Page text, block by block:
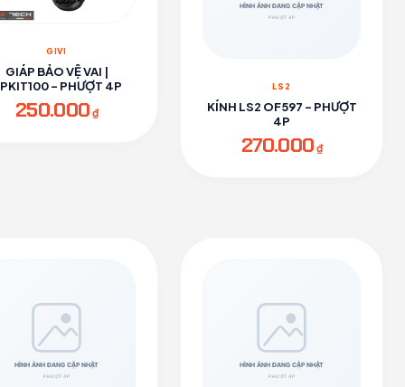
GIVI
GIÁP BẢO VỆ VAI |
- PHƯỢT 4P
250.000₫
LS2
KÍNH LS2 OF597 - PHƯỢT
4P
270.000₫